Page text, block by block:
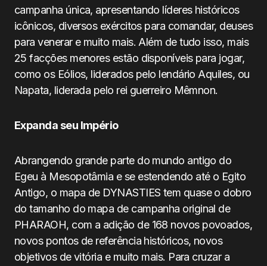
campanha única, apresentando líderes históricos
icônicos, diversos exércitos para comandar, deuses
para venerar e muito mais. Além de tudo isso, mais
25 facções menores estão disponíveis para jogar,
como os Eólios, liderados pelo lendário Aquiles, ou
Napata, liderada pelo rei guerreiro Mêmnon.
Expanda seu Império
Abrangendo grande parte do mundo antigo do
Egeu à Mesopotâmia e se estendendo até o Egito
Antigo, o mapa de DYNASTIES tem quase o dobro
do tamanho do mapa de campanha original de
PHARAOH, com a adição de 168 novos povoados,
novos pontos de referência históricos, novos
objetivos de vitória e muito mais. Para cruzar a